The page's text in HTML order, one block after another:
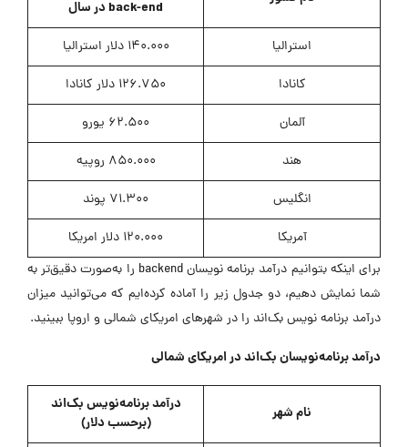
back-end در سال
استرالیا
140.000 دلار استرالیا
کانادا
126.750 دلار کانادا
آلمان
62.500 یورو
هند
850.000 روپیه
انگلیس
71.300 پوند
آمریکا
120.000 دلار امریکا
برای اینکه بتوانیم درآمد برنامه نویسان backend را به‌صورت دقیق‌تر به
شما نمایش دهیم، دو جدول زیر را آماده کرده‌ایم که می‌توانید میزان
درآمد برنامه نویس بک‌اند را در شهرهای امریکای شمالی و اروپا ببینید.
درآمد برنامه‌نویسان بک‌اند در امریکای شمالی
نام شهر
درآمد برنامه‌نویس بک‌اند
(برحسب دلار)